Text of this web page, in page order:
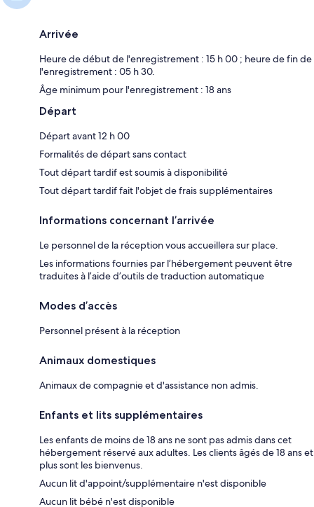
Arrivée
Heure de début de l'enregistrement : 15 h 00 ; heure de fin de
l'enregistrement : 05 h 30.
Âge minimum pour l'enregistrement : 18 ans
Départ
Départ avant 12 h 00
Formalités de départ sans contact
Tout départ tardif est soumis à disponibilité
Tout départ tardif fait l'objet de frais supplémentaires
Informations concernant l’arrivée
Le personnel de la réception vous accueillera sur place.
Les informations fournies par l’hébergement peuvent être
traduites à l’aide d’outils de traduction automatique
Modes d’accès
Personnel présent à la réception
Animaux domestiques
Animaux de compagnie et d'assistance non admis.
Enfants et lits supplémentaires
Les enfants de moins de 18 ans ne sont pas admis dans cet
hébergement réservé aux adultes. Les clients âgés de 18 ans et
plus sont les bienvenus.
Aucun lit d'appoint/supplémentaire n'est disponible
Aucun lit bébé n'est disponible